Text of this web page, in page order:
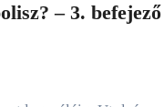
– 3. befejező